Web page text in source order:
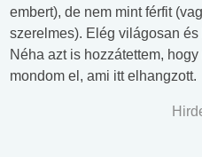
embert), de nem mint férfit
szerelmes). Elég világosan
Néha azt is hozzátettem,
mondom el, ami itt elhangzott.